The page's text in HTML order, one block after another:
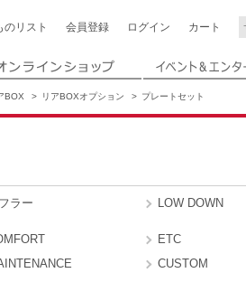
の リスト 会員登録 ログイン カート
BOX リアBOXオプション プレートセット
ラー LOW DOWN
ETC
CUSTOM